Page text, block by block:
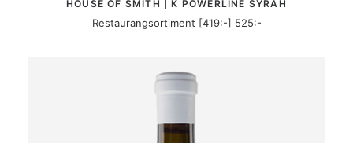
HOUSE OF SMITH | K POWERLINE SYRAH
Restaurangsortiment [419:-] 525:-